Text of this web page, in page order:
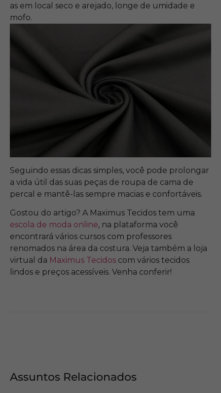
as em local seco e arejado, longe de umidade e
mofo.
Seguindo essas dicas simples, você pode prolongar
a vida útil das suas peças de roupa de cama de
percal e mantê-las sempre macias e confortáveis.
Gostou do artigo? A Maximus Tecidos tem uma
escola de moda online, na plataforma você
encontrará vários cursos com professores
renomados na área da costura. Veja também a loja
virtual da Maximus Tecidos com vários tecidos
lindos e preços acessíveis. Venha conferir!
Assuntos Relacionados